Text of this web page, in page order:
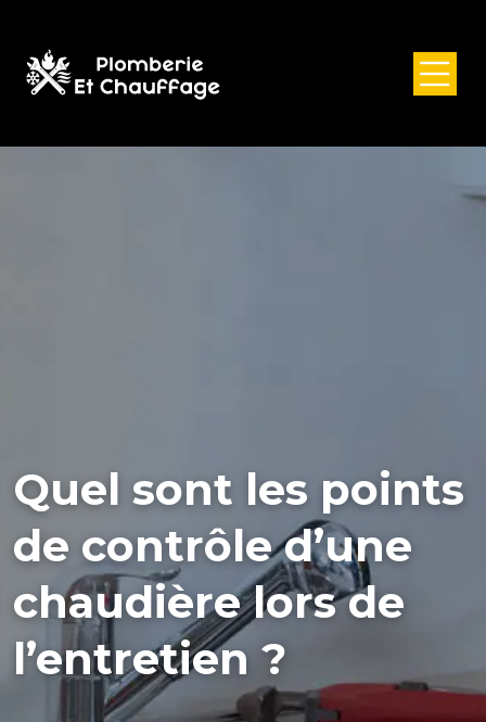
Quel sont les points
de contrôle d’une
chaudière lors de
l’entretien ?